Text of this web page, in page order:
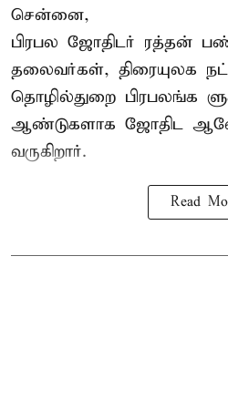
சென்னை,
பிரபல ஜோதிடர் ரத்தன்
தலைவர்கள், திரையுலக
தொழில்துறை பிரபலங்க
ஆண்டுகளாக ஜோதிட
வருகிறார்.
Read